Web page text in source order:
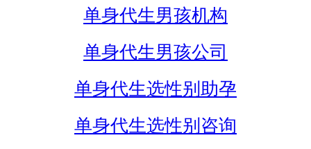
单身代生男孩机构
单身代生男孩公司
单身代生选性别助孕
单身代生选性别咨询